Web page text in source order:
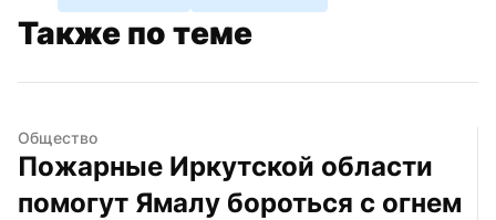
Также по теме
Общество
Пожарные Иркутской области
помогут Ямалу бороться с огнем